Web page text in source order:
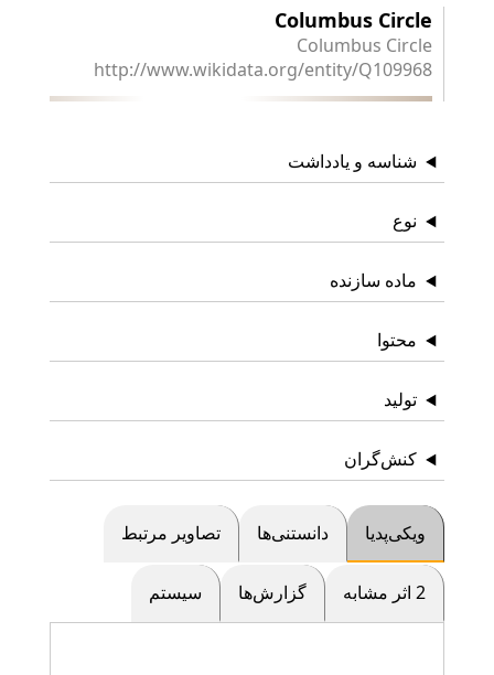
Columbus Circle
Columbus Circle
http://www.wikidata.org/entity/Q109968
شناسه و یادداشت
نوع
ماده سازنده
محتوا
تولید
کنش‌گران
ویکی‌پدیا دانستنی‌ها تصاویر مرتبط
2 اثر مشابه گزارش‌ها سیستم